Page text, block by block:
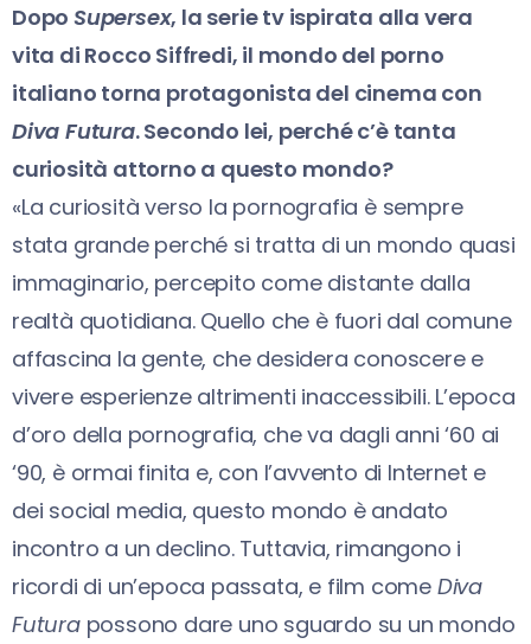
Dopo Supersex, la serie tv ispirata alla vera
vita di Rocco Siffredi, il mondo del porno
italiano torna protagonista del cinema con
Diva Futura. Secondo lei, perché c’è tanta
curiosità attorno a questo mondo?
«La curiosità verso la pornografia è sempre
stata grande perché si tratta di un mondo quasi
immaginario, percepito come distante dalla
realtà quotidiana. Quello che è fuori dal comune
affascina la gente, che desidera conoscere e
vivere esperienze altrimenti inaccessibili. L’epoca
d’oro della pornografia, che va dagli anni ‘60 ai
‘90, è ormai finita e, con l’avvento di Internet e
dei social media, questo mondo è andato
incontro a un declino. Tuttavia, rimangono i
ricordi di un’epoca passata, e film come Diva
Futurapossono dare uno sguardo su un mondo